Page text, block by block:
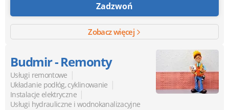
Zadzwoń
Zobacz więcej
Budmir - Remonty
Usługi remontowe |
Układanie podłóg, cyklinowanie |
Instalacje elektryczne |
Usługi hydrauliczne i wodnokanalizacyjne